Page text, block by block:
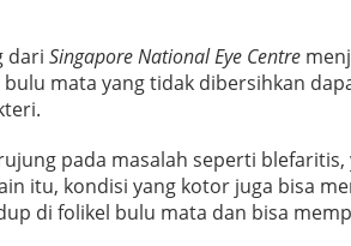
t
a
dari Singapore National Eye Centre
mata yang tidak dibersihkan
pada masalah seperti
itu, kondisi yang kotor juga bisa
di folikel bulu mata dan bisa